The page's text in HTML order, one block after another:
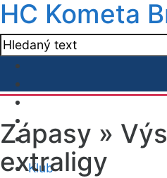
HC Kometa
Klub
Zápasy »
extraligy